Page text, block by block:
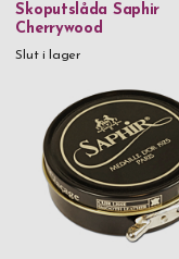
Skoputslåda Saphir
Cherrywood
Slut i lager